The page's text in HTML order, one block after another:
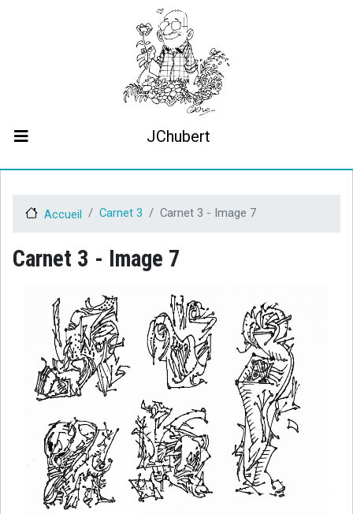
Aller
au
contenu
principal
JChubert
Biographie
ContactAccueil Carnet 3 Carnet 3 - Image 7
Carnet 3 - Image 7